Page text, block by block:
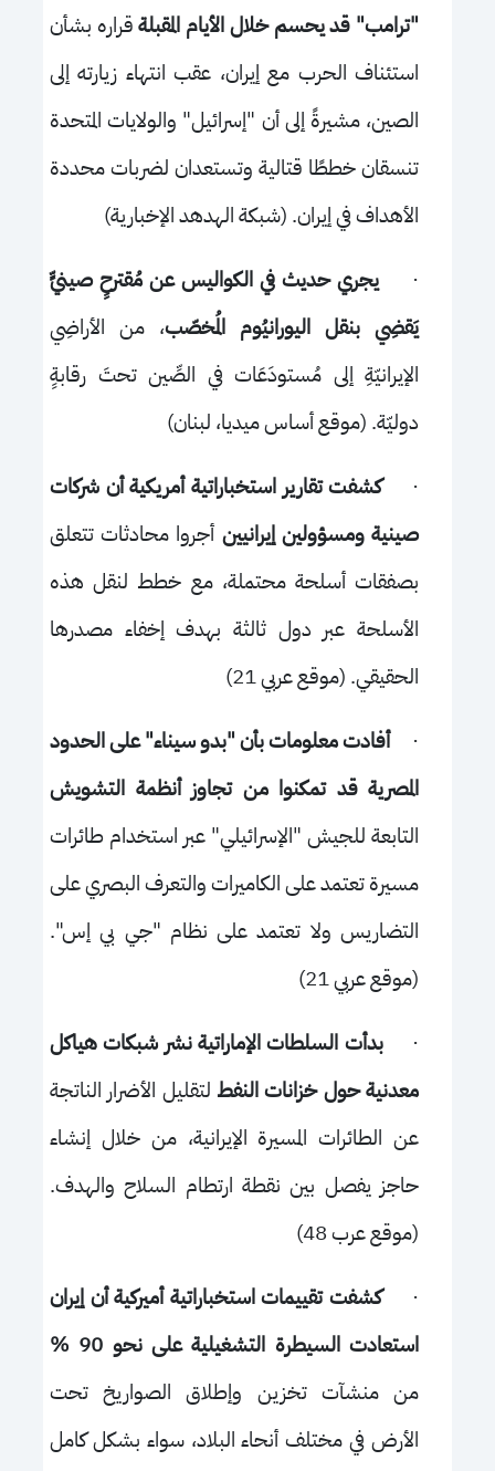
"ترامب" قد يحسم خلال الأيام المقبلةقراره بشأن
استئناف الحرب مع إيران، عقب انتهاء زيارته إلى
الصين، مشيرةً إلى أن "إسرائيل" والولايات المتحدة
تنسقان خططًا قتالية وتستعدان لضربات محددة
الأهداف في إيران. (شبكة الهدهد الإخبارية)
·يجري حديث في الكواليس عن مُقترحٍ صينيٍّ
يَقضِي بنقل اليورانيُوم المُخصّب، من الأراضِي
الإيرانيّةِ إلى مُستودَعَات في الصِّين تحتَ رقابةٍ
دوليّة. (موقع أساس ميديا، لبنان)
·كشفت تقارير استخباراتية أمريكية أن شركات
صينية ومسؤولين إيرانيين أجروا محادثات تتعلق
بصفقات أسلحة محتملة، مع خطط لنقل هذه
الأسلحة عبر دول ثالثة بهدف إخفاء مصدرها
الحقيقي. (موقع عربي 21)
·أفادت معلومات بأن "بدو سيناء" على الحدود
المصرية قد تمكنوا من تجاوز أنظمة التشويش
التابعة للجيش "الإسرائيلي" عبر استخدام طائرات
مسيرة تعتمد على الكاميرات والتعرف البصري على
التضاريس ولا تعتمد على نظام "جي بي إس".
(موقع عربي 21)
·بدأت السلطات الإماراتية نشر شبكات هياكل
معدنية حول خزانات النفط لتقليل الأضرار الناتجة
عن الطائرات المسيرة الإيرانية، من خلال إنشاء
حاجز يفصل بين نقطة ارتطام السلاح والهدف.
(موقع عرب 48)
·كشفت تقييمات استخباراتية أميركية أن إيران
استعادت السيطرة التشغيلية على نحو 90 %
من منشآت تخزين وإطلاق الصواريخ تحت
الأرض في مختلف أنحاء البلاد، سواء بشكل كامل